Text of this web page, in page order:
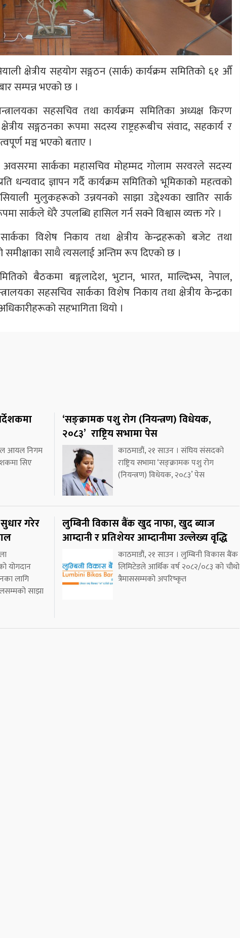
क्षेत्रीय सहयोग सङ्गठन (सार्क) कार्यक्रम समितिको ६१ औँ
सम्पन्न भएको छ ।
सहसचिव तथा कार्यक्रम समितिका अध्यक्ष किरण
सङ्गठनका रूपमा सदस्य राष्ट्रहरूबीच संवाद, सहकार्य र
मञ्च भएको बताए ।
सार्कका महासचिव मोहम्मद गोलाम सरवरले सदस्य
धन्यवाद ज्ञापन गर्दै कार्यक्रम समितिको भूमिकाको महत्वको
मुलुकहरूको उन्नयनको साझा उद्देश्यका खातिर सार्क
सार्कले धेरै उपलब्धि हासिल गर्न सक्ने विश्वास व्यक्त गरे ।
विशेष निकाय तथा क्षेत्रीय केन्द्रहरूको बजेट तथा
समीक्षाका साथै त्यसलाई अन्तिम रूप दिएको छ ।
बैठकमा बङ्गलादेश, भुटान, भारत, माल्दिभ्स, नेपाल,
सहसचिव सार्कका विशेष निकाय तथा क्षेत्रीय केन्द्रका
सहभागिता थियो ।
आयल निगम
सिए
‘सङ्क्रामक पशु रोग (नियन्त्रण) विधेयक,
२०८३’ राष्ट्रिय सभामा पेस
काठमाडौं, २१ साउन । संघिय संसदको
राष्ट्रिय सभामा ‘सङ्क्रामक पशु रोग
(नियन्त्रण) विधेयक, २०८३’ पेस
गरेर
योगदान
लागि
साझा
लुम्बिनी विकास बैंक खुद नाफा, खुद ब्याज
आम्दानी र प्रतिशेयर आम्दानीमा उल्लेख्य वृद्धि
काठमाडौं, २१ साउन । लुम्बिनी विकास बैंक
लिमिटेडले आर्थिक वर्ष २०८२/०८३ को चौथो
त्रैमाससम्मको अपरिष्कृत